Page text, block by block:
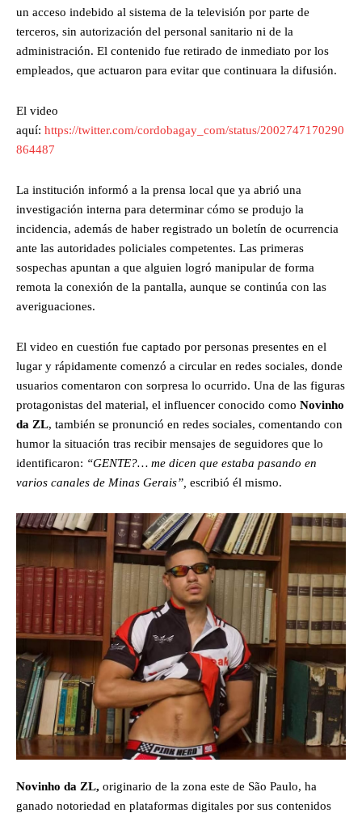
un acceso indebido al sistema de la televisión por parte de
terceros, sin autorización del personal sanitario ni de la
administración. El contenido fue retirado de inmediato por los
empleados, que actuaron para evitar que continuara la difusión.
El video
aquí: https://twitter.com/cordobagay_com/status/2002747170290
864487
La institución informó a la prensa local que ya abrió una
investigación interna para determinar cómo se produjo la
incidencia, además de haber registrado un boletín de ocurrencia
ante las autoridades policiales competentes. Las primeras
sospechas apuntan a que alguien logró manipular de forma
remota la conexión de la pantalla, aunque se continúa con las
averiguaciones.
El video en cuestión fue captado por personas presentes en el
lugar y rápidamente comenzó a circular en redes sociales, donde
usuarios comentaron con sorpresa lo ocurrido. Una de las figuras
protagonistas del material, el influencer conocido como Novinho
da ZL, también se pronunció en redes sociales, comentando con
humor la situación tras recibir mensajes de seguidores que lo
identificaron: “GENTE?… me dicen que estaba pasando en
varios canales de Minas Gerais”, escribió él mismo.
Novinho da ZL, originario de la zona este de São Paulo, ha
ganado notoriedad en plataformas digitales por sus contenidos